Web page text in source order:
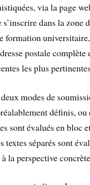
via la page
dans la zone
formation
postale
les plus
modes de
définis,
sont évalués en bloc
textes séparés sont
la perspective